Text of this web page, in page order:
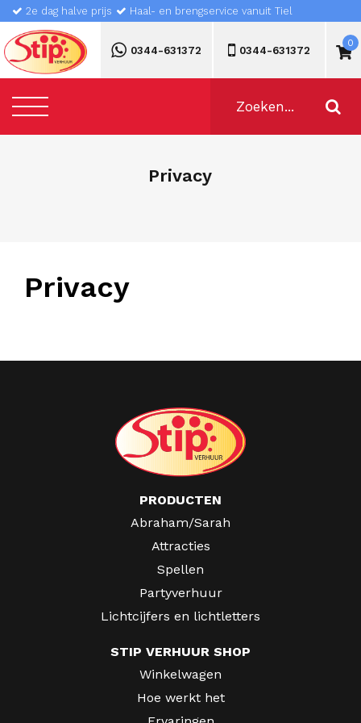
2e dag halve prijs Haal- en brengservice vanuit Tiel
0344-631372 0344-631372
0
Privacy
Privacy
PRODUCTEN
Abraham/Sarah
Attracties
Spellen
Partyverhuur
Lichtcijfers en lichtletters
STIP VERHUUR SHOP
Winkelwagen
Hoe werkt het